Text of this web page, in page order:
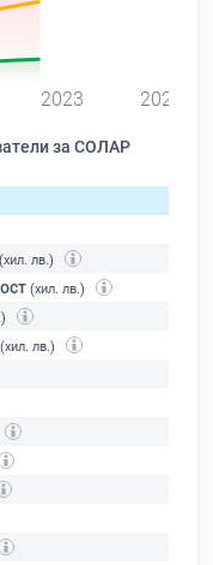
2023 2024
за СОЛАР
(хил. лв.)
(хил. лв.)
(хил. лв.)